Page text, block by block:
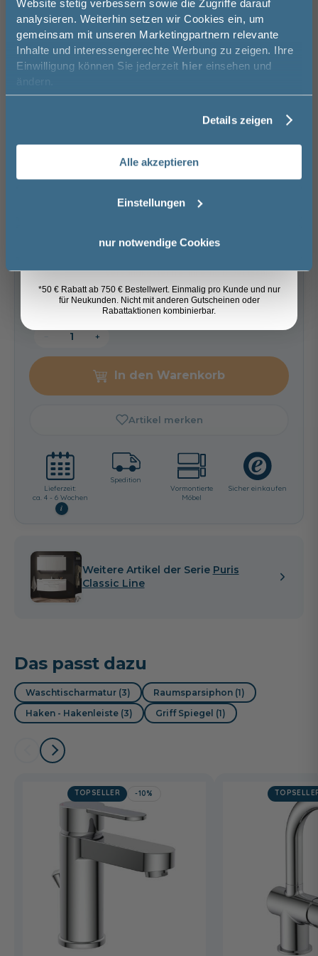
Website stetig verbessern sowie die Zugriffe darauf
analysieren. Weiterhin setzen wir Cookies ein, um
gemeinsam mit unseren Marketingpartnern relevante
Inhalte und interessengerechte Werbung zu zeigen. Ihre
Einwilligung können Sie jederzeit hier einsehen und
ändern.
Details zeigen
Alle akzeptieren
Einstellungen
nur notwendige Cookies
ohne
Bewegungssensor
für die LED-
Beleuchtung am
Waschtisch
54,99 €
nicht erforderlich
Brauchen Sie Hilfe bei der Konfiguration?
Wir beraten Sie gern.
Unsere Ausstellung besuchen
keine Optionen mit Aufpreis ausgewählt
Gesamtpreis
Versandkostenfrei innerhalb Deutschlands
Versand ins Ausland zzgl.Versandkosten
+
In den Warenkorb
Artikel merken
Lieferzeit:
ca. 4 - 6 Wochen
i
Spedition
Vormontierte
Möbel
Sicher einkaufen
Weitere Artikel der Serie Puris
Classic Line
Das passt dazu
Waschtischarmatur (3)
Raumsparsiphon (1)
Haken - Hakenleiste (3)
Griff Spiegel (1)
TOPSELLER -10%
Melde Sie sich hier zu unserem
Newsletter an und sparen Sie
50€* auf Ihre Bestellung!
Email
Anmelden
*50 € Rabatt ab 750 € Bestellwert. Einmalig pro Kunde und nur
für Neukunden. Nicht mit anderen Gutscheinen oder
Rabattaktionen kombinierbar.